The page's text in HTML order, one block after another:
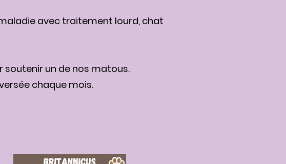
avec traitement lourd, chat
soutenir un de nos matous.
chaque mois.